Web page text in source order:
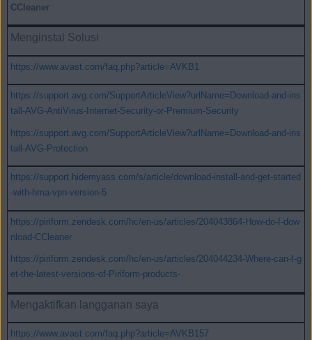
CCleaner
Menginstal Solusi
https://www.avast.com/faq.php?article=AVKB1
https://support.avg.com/SupportArticleView?urlName=Download-and-ins
tall-AVG-AntiVirus-Internet-Security-or-Premium-Security
https://support.avg.com/SupportArticleView?urlName=Download-and-ins
tall-AVG-Protection
https://support.hidemyass.com/s/article/download-install-and-get-started
-with-hma-vpn-version-5
https://piriform.zendesk.com/hc/en-us/articles/204043864-How-do-I-dow
nload-CCleaner
https://piriform.zendesk.com/hc/en-us/articles/204044234-Where-can-I-g
et-the-latest-versions-of-Piriform-products-
Mengaktifkan langganan saya
https://www.avast.com/faq.php?article=AVKB157